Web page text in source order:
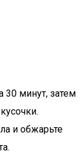
30 минут, затем
и обжарьте